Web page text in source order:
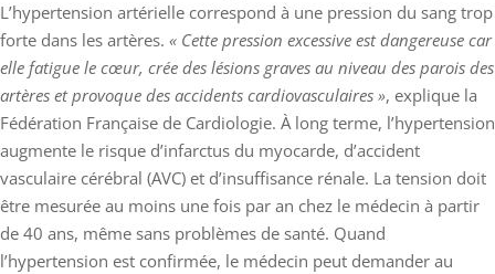
L’hypertension artérielle correspond à une pression du sang trop
forte dans les artères. « Cette pression excessive est dangereuse car
elle fatigue le cœur, crée des lésions graves au niveau des parois des
artères et provoque des accidents cardiovasculaires », explique la
Fédération Française de Cardiologie. À long terme, l’hypertension
augmente le risque d’infarctus du myocarde, d’accident
vasculaire cérébral (AVC) et d’insuffisance rénale. La tension doit
être mesurée au moins une fois par an chez le médecin à partir
de 40 ans, même sans problèmes de santé. Quand
l’hypertension est confirmée, le médecin peut demander au